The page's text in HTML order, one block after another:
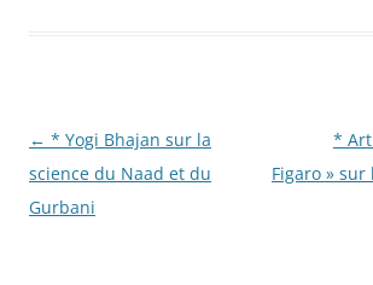
Navigation
des
articles
← * Yogi Bhajan sur la
science du Naad et du
Gurbani
*
Figaro »